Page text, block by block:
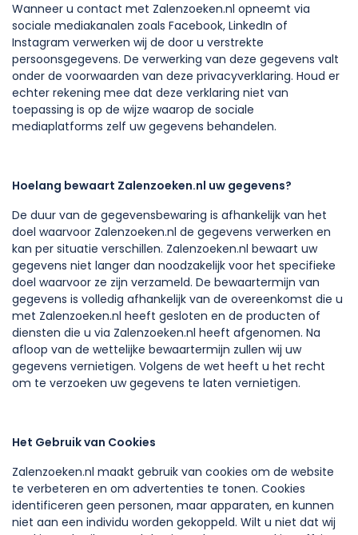
Wanneer u contact met Zalenzoeken.nl opneemt via
sociale mediakanalen zoals Facebook, LinkedIn of
Instagram verwerken wij de door u verstrekte
persoonsgegevens. De verwerking van deze gegevens valt
onder de voorwaarden van deze privacyverklaring. Houd er
echter rekening mee dat deze verklaring niet van
toepassing is op de wijze waarop de sociale
mediaplatforms zelf uw gegevens behandelen.
Hoelang bewaart Zalenzoeken.nl uw gegevens?
De duur van de gegevensbewaring is afhankelijk van het
doel waarvoor Zalenzoeken.nl de gegevens verwerken en
kan per situatie verschillen. Zalenzoeken.nl bewaart uw
gegevens niet langer dan noodzakelijk voor het specifieke
doel waarvoor ze zijn verzameld. De bewaartermijn van
gegevens is volledig afhankelijk van de overeenkomst die u
met Zalenzoeken.nl heeft gesloten en de producten of
diensten die u via Zalenzoeken.nl heeft afgenomen. Na
afloop van de wettelijke bewaartermijn zullen wij uw
gegevens vernietigen. Volgens de wet heeft u het recht
om te verzoeken uw gegevens te laten vernietigen.
Het Gebruik van Cookies
Zalenzoeken.nl maakt gebruik van cookies om de website
te verbeteren en om advertenties te tonen. Cookies
identificeren geen personen, maar apparaten, en kunnen
niet aan een individu worden gekoppeld. Wilt u niet dat wij